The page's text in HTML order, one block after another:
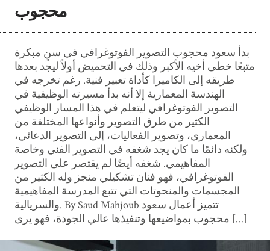
محجوب
بدأ سعود محجوب التصوير الفوتوغرافي في سنٍ مبكرة
متبعًا خطى أخيه الأكبر وذلك في التحميض أولاً ليجد بعدها
طريقه إلى الكاميرا كأداة تعبير فنية. رغم تخرجه في
الهندسة المعمارية إلا أنه بدأ مسيرته الوظيفية في
التصوير الفوتوغرافي ليتعلم في هذا المسار الوظيفي
الكثير من طرق التصوير وأنواعها المختلفة من
المعماري، وتصوير الفعاليات، إلى التصوير الدعائي،
ولكنه دائمًا ما كان يجد شغفه في التصوير الفني وخاصة
المفاهيمي. شغفه أيضًا لم يقتصر على التصوير
الفوتوغرافي، فهو فنان تشكيلي منجز وله الكثير من
المجسمات والمنحوتات التي تتبع المدرسة المفاهيمية
والسريالية. By Saud Mahjoub تتميز أعمال سعود
محجوب بمواضيعها وتنفيذها عالي الجودة، فهو يرى […]